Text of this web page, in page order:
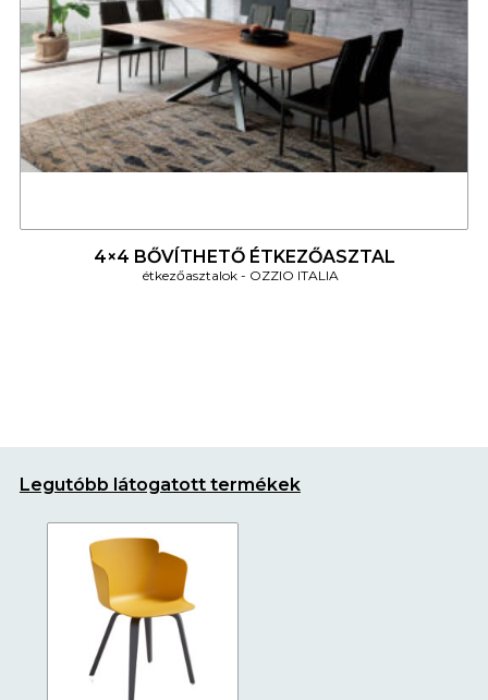
4×4 BŐVÍTHETŐ ÉTKEZŐASZTAL
étkezőasztalok OZZIO ITALIA
Legutóbb látogatott termékek